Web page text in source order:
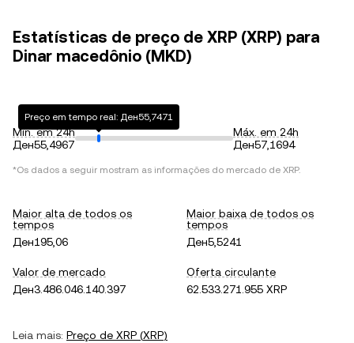
Estatísticas de preço de XRP (XRP) para
Dinar macedônio (MKD)
Mín. em 24h
Ден55,4967
Preço em tempo real: Ден55,7471
Máx. em 24h
Ден57,1694
*Os dados a seguir mostram as informações do mercado de XRP.
Maior alta de todos os
tempos
Ден195,06
Maior baixa de todos os
tempos
Ден5,5241
Valor de mercado
Ден3.486.046.140.397
Oferta circulante
62.533.271.955 XRP
Leia mais: Preço de XRP (XRP)